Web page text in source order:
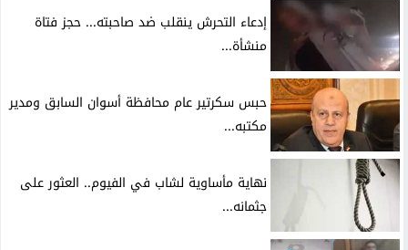
إدعاء التحرش ينقلب ضد صاحبته... حجز فتاة
منشأة...
حبس سكرتير عام محافظة أسوان السابق ومدير
مكتبه...
نهاية مأساوية لشاب في الفيوم.. العثور على
جثمانه...